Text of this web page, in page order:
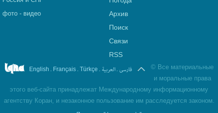
фото - видео
Архив
Поиск
Связи
RSS
English . Français . Türkçe . العربیة . فارسی © Все материальные
и моральные права
этого веб-сайта принадлежат Международному информационному
агентству Коран, и незаконное пользование им расследуется законом.